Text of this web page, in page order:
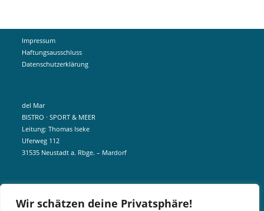
Wir schätzen deine Privatsphäre!
Impressum
Haftungsausschluss
Datenschutzerklärung
del Mar
BISTRO · SPORT & MEER
Leitung: Thomas Iseke
Uferweg 112
31535 Neustadt a. Rbge. – Mardorf
info@delmar-mardorf.de